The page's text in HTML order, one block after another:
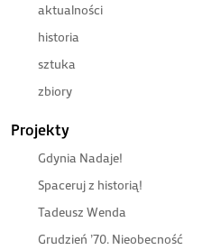
aktualności
historia
sztuka
zbiory
Projekty
Gdynia Nadaje!
Spaceruj z historią!
Tadeusz Wenda
Grudzień ’70. Nieobecność